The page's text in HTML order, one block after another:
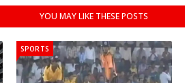
YOU MAY LIKE THESE POSTS
SPORTS